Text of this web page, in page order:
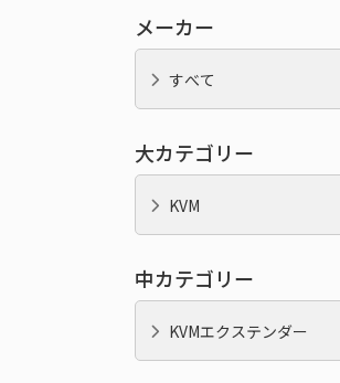
メーカー
すべて
大カテゴリー
KVM
中カテゴリー
KVMエクステンダー